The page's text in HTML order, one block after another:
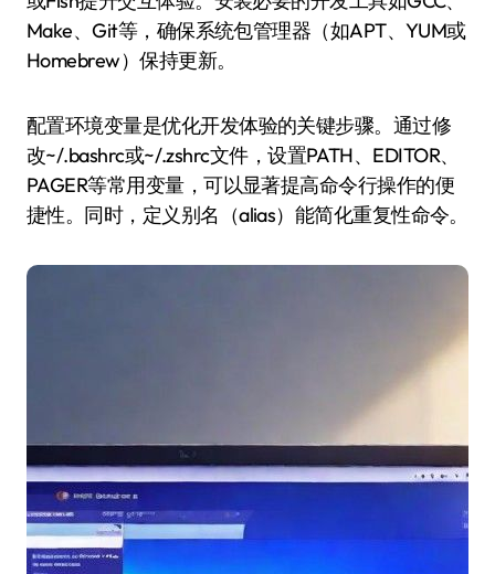
Make、Git等，确保系统包管理器（如APT、YUM或
Homebrew）保持更新。
配置环境变量是优化开发体验的关键步骤。通过修
改~/.bashrc或~/.zshrc文件，设置PATH、EDITOR、
PAGER等常用变量，可以显著提高命令行操作的便
捷性。同时，定义别名（alias）能简化重复性命令。